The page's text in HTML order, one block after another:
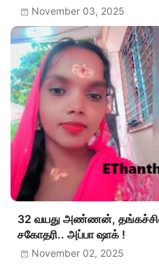
November 03, 2025
32 வயது அண்ணன்,
சகோதரி.. அப்பா ஷாக் !
November 02, 2025